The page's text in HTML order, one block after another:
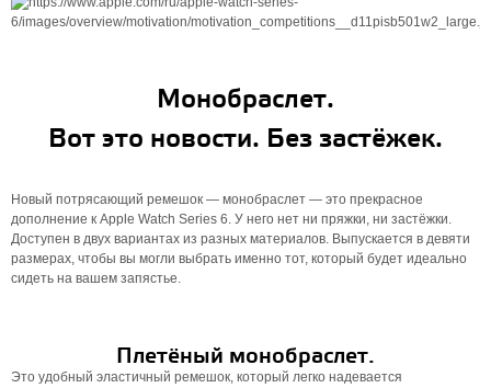
Монобраслет.
Вот это новости. Без застёжек.
Новый потрясающий ремешок — монобраслет — это прекрасное
дополнение к Apple Watch Series 6. У него нет ни пряжки, ни застёжки.
Доступен в двух вариантах из разных материалов. Выпускается в девяти
размерах, чтобы вы могли выбрать именно тот, который будет идеально
сидеть на вашем запястье.
Плетёный монобраслет.
Это удобный эластичный ремешок, который легко надевается